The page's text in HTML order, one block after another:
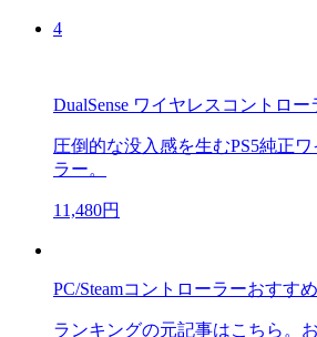
4
DualSense ワイヤレスコントロー
圧倒的な没入感を生むPS5純正
ラー。
11,480円
PC/Steamコントローラーおすす
ランキングの元記事はこちら。